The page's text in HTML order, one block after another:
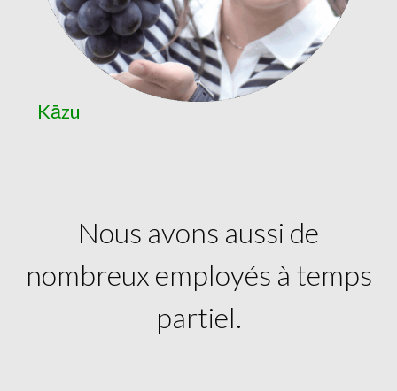
Kāzu
Nous avons aussi de
nombreux employés à temps
partiel.